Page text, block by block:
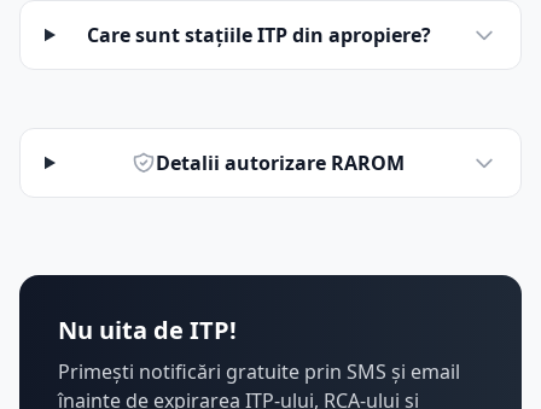
Care sunt stațiile ITP din apropiere?
Detalii autorizare RAROM
Nu uita de ITP!
Primești notificări gratuite prin SMS și email
înainte de expirarea ITP-ului, RCA-ului și